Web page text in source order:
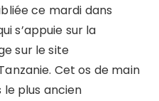
ce mardi dans
s’appuie sur la
sur le site
Cet os de main
le plus ancien